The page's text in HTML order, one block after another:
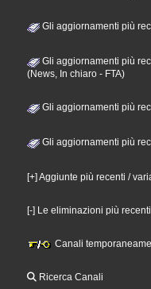
Gli aggiornamenti più
Gli aggiornamenti più
(News, In chiaro - FTA)
Gli aggiornamenti più
Gli aggiornamenti più
[+] Aggiunte più recenti /
[-] Le eliminazioni più recenti
Canali
Ricerca Canali